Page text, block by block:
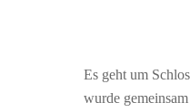
Es geht um
wurde